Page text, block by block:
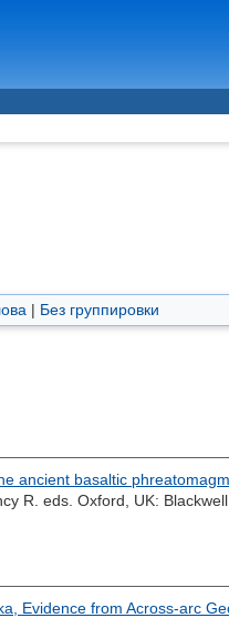
| Без группировки
ancient basaltic
R. eds. Oxford, UK:
Evidence from Across-arc